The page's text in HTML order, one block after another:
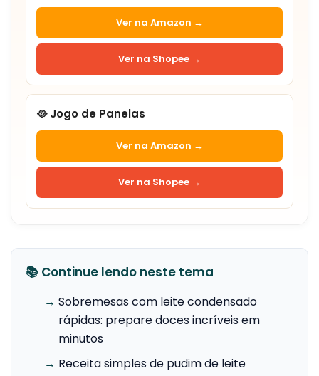
Ver na Amazon →
Ver na Shopee →
🥘 Jogo de Panelas
Ver na Amazon →
Ver na Shopee →
📚 Continue lendo neste tema
→ Sobremesas com leite condensado
rápidas: prepare doces incríveis em
minutos
→ Receita simples de pudim de leite